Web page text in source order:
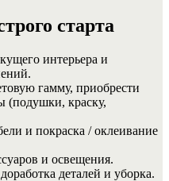
старта
интерьера и
гамму, приобрести
(подушки, краску,
и покраска / оклеивание
и освещения.
деталей и уборка.